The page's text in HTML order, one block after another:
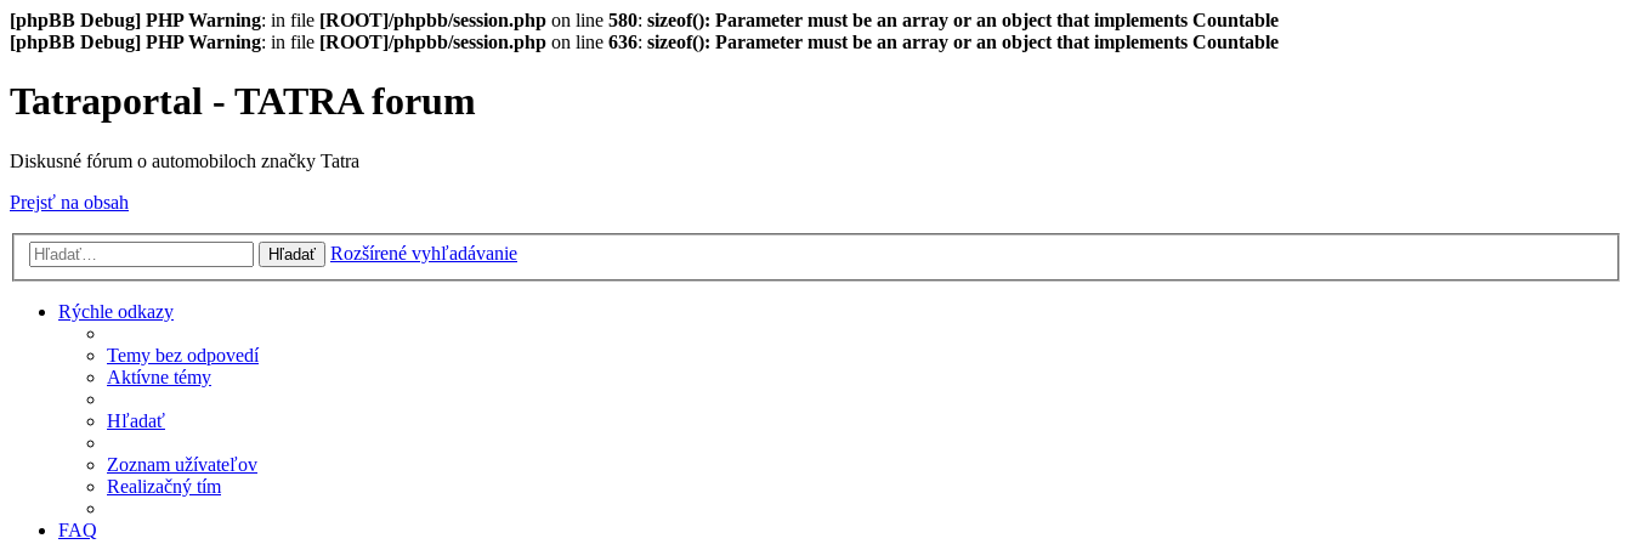
[phpBB Debug] PHP Warning: in file [ROOT]/phpbb/session.php on line 580: sizeof(): Parameter must be an array or an object that implements Countable
[phpBB Debug] PHP Warning: in file [ROOT]/phpbb/session.php on line 636: sizeof(): Parameter must be an array or an object that implements Countable
Tatraportal - TATRA forum
Diskusné fórum o automobiloch značky Tatra
Prejsť na obsah
Hľadať Rozšírené vyhľadávanie
Rýchle odkazy
Temy bez odpovedí
Aktívne témy
Hľadať
Zoznam užívateľov
Realizačný tím
FAQ